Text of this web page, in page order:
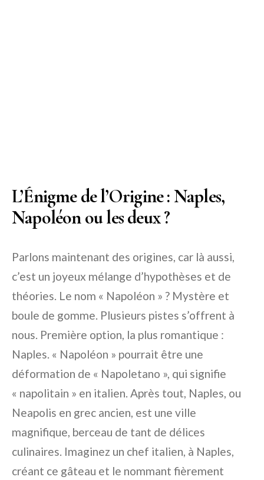
L’Énigme de l’Origine : Naples,
Napoléon ou les deux ?
Parlons maintenant des origines, car là aussi,
c’est un joyeux mélange d’hypothèses et de
théories. Le nom « Napoléon » ? Mystère et
boule de gomme. Plusieurs pistes s’offrent à
nous. Première option, la plus romantique :
Naples. « Napoléon » pourrait être une
déformation de « Napoletano », qui signifie
« napolitain » en italien. Après tout, Naples, ou
Neapolis en grec ancien, est une ville
magnifique, berceau de tant de délices
culinaires. Imaginez un chef italien, à Naples,
créant ce gâteau et le nommant fièrement